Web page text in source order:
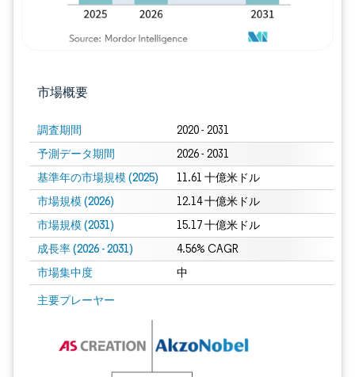
市場概要
調査期間 2020 - 2031
予測データ期間 2026 - 2031
基準年の市場規模 (2025) 11.61 十億米ドル
市場規模 (2026) 12.14 十億米ドル
市場規模 (2031) 15.17 十億米ドル
成長率 (2026 - 2031) 4.56% CAGR
市場集中度 中
主要プレーヤー
画像 © Mordor Intelligence。再利用にはCC BY 4.0の表示が必要です。